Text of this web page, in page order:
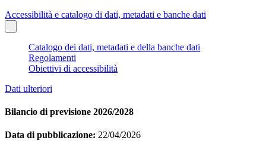
Accessibilità e catalogo di dati, metadati e banche dati
Catalogo dei dati, metadati e della banche dati
Regolamenti
Obiettivi di accessibilità
Dati ulteriori
Bilancio di previsione 2026/2028
Data di pubblicazione: 22/04/2026